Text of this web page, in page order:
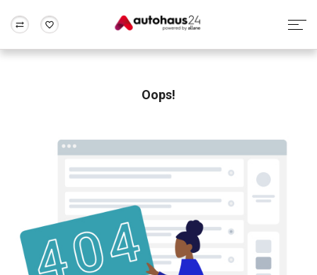
Rund um die Inzahlungnahme
Oops!